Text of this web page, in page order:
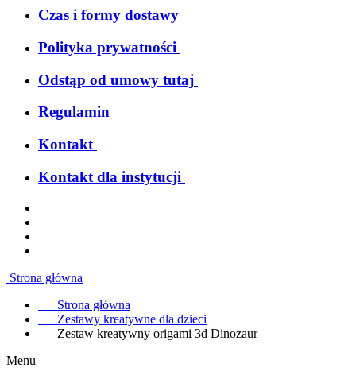
Czas i formy dostawy
Polityka prywatności
Odstąp od umowy tutaj
Regulamin
Kontakt
Kontakt dla instytucji
Strona główna
Strona główna
Zestawy kreatywne dla dzieci
Zestaw kreatywny origami 3d Dinozaur
Menu